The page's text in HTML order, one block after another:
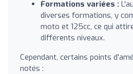
Formations variées :
diverses formations, y
moto et 125cc, ce qui
différents niveaux.
Cependant, certains points
notés :